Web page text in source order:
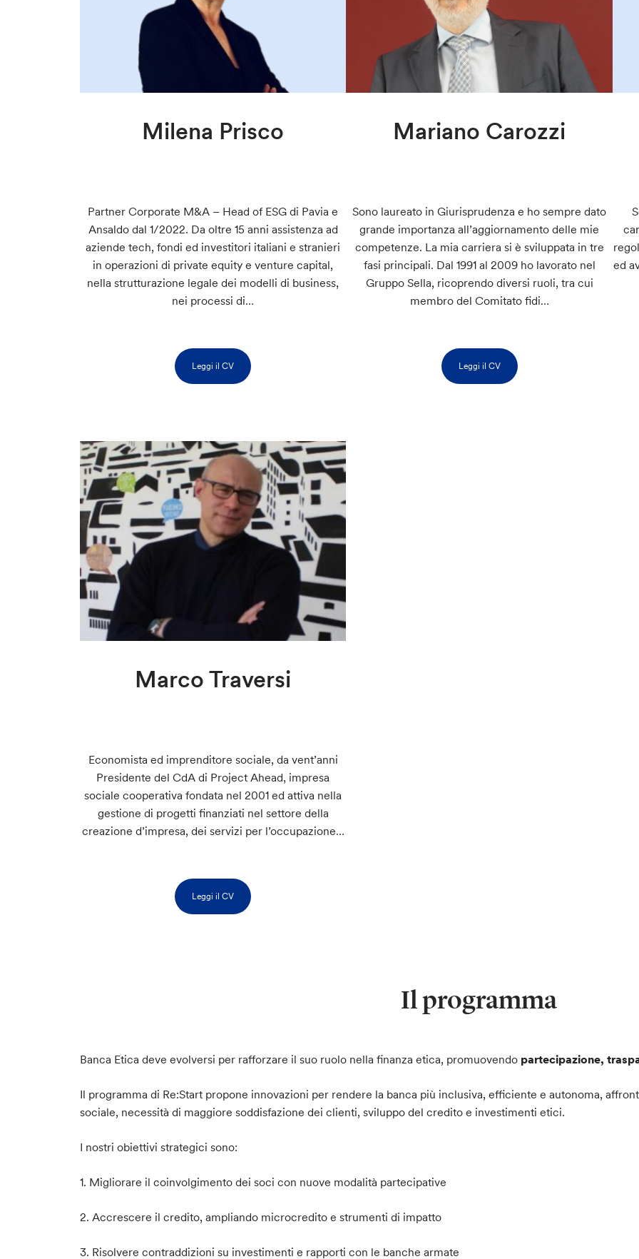
Milena Prisco
Partner Corporate M&A – Head of ESG di Pavia e
Ansaldo dal 1/2022. Da oltre 15 anni assistenza ad
aziende tech, fondi ed investitori italiani e stranieri
in operazioni di private equity e venture capital,
nella strutturazione legale dei modelli di business,
nei processi di…
Leggi il CV
Mariano Carozzi
Sono laureato in Giurisprudenza e ho sempre dato
grande importanza all’aggiornamento delle mie
competenze. La mia carriera si è sviluppata in tre
fasi principali. Dal 1991 al 2009 ho lavorato nel
Gruppo Sella, ricoprendo diversi ruoli, tra cui
membro del Comitato fidi…
Leggi il CV
ed
Marco Traversi
Economista ed imprenditore sociale, da vent’anni
Presidente del CdA di Project Ahead, impresa
sociale cooperativa fondata nel 2001 ed attiva nella
gestione di progetti finanziati nel settore della
creazione d’impresa, dei servizi per l’occupazione…
Leggi il CV
Il programma
Banca Etica deve evolversi per rafforzare il suo ruolo nella finanza etica, promuovendo partecipazione,
Il programma di Re:Start propone innovazioni per rendere la banca più inclusiva, efficiente e autonoma,
sociale, necessità di maggiore soddisfazione dei clienti, sviluppo del credito e investimenti etici.
I nostri obiettivi strategici sono:
1. Migliorare il coinvolgimento dei soci con nuove modalità partecipative
2. Accrescere il credito, ampliando microcredito e strumenti di impatto
3. Risolvere contraddizioni su investimenti e rapporti con le banche armate